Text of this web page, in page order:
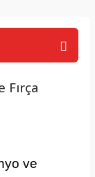
Fırça
ve